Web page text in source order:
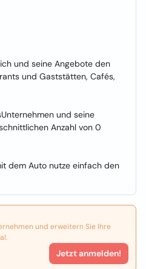
und seine Angebote den
und Gaststätten, Cafés,
und seine
Anzahl von 0
dem Auto nutze einfach den
und erweitern Sie Ihre
Jetzt anmelden!